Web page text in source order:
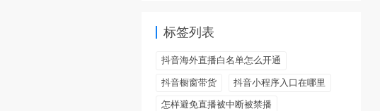
标签列表
抖音海外直播白名单怎么开通
抖音橱窗带货 抖音小程序入口在哪里
怎样避免直播被中断被禁播